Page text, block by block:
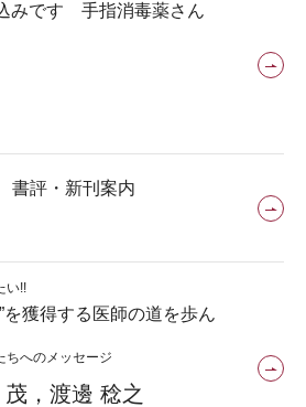
みです 手指消毒薬さん
書評・新刊案内
い!!
を獲得する医師の道を歩ん
ちへのメッセージ
茂，渡邊 稔之